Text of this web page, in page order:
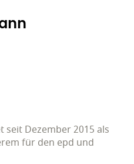
seit Dezember 2015 als
für den epd und